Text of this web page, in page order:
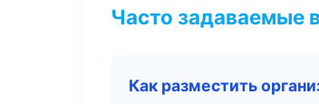
Часто задаваемые
Как разместить